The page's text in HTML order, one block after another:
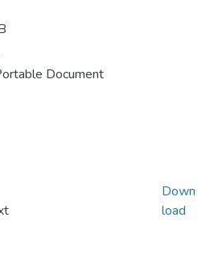
Document
Down
load